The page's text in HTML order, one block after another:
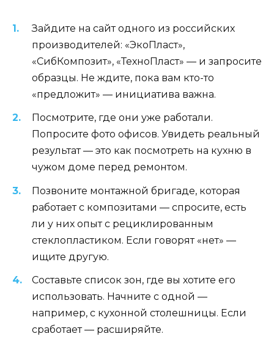
Зайдите на сайт одного из российских
производителей: «ЭкоПласт»,
«СибКомпозит», «ТехноПласт» — и запросите
образцы. Не ждите, пока вам кто-то
«предложит» — инициатива важна.
Посмотрите, где они уже работали.
Попросите фото офисов. Увидеть реальный
результат — это как посмотреть на кухню в
чужом доме перед ремонтом.
Позвоните монтажной бригаде, которая
работает с композитами — спросите, есть
ли у них опыт с рециклированным
стеклопластиком. Если говорят «нет» —
ищите другую.
Составьте список зон, где вы хотите его
использовать. Начните с одной —
например, с кухонной столешницы. Если
сработает — расширяйте.